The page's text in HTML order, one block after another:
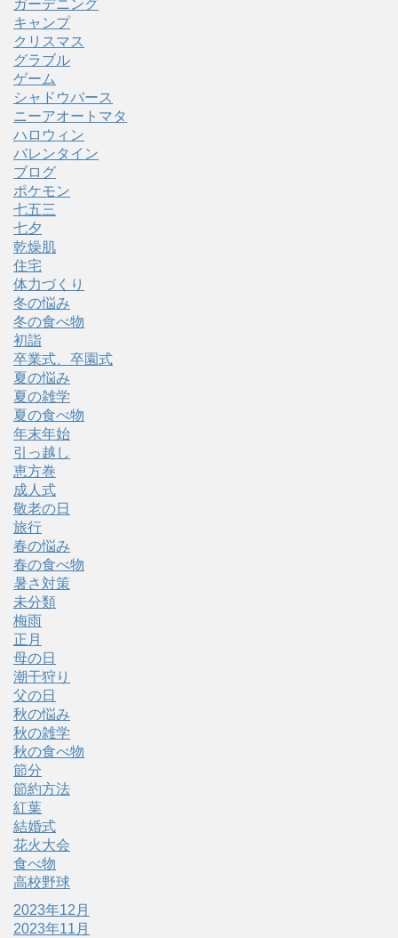
ガーデニング
キャンプ
クリスマス
グラブル
ゲーム
シャドウバース
ニーアオートマタ
ハロウィン
バレンタイン
ブログ
ポケモン
七五三
七夕
乾燥肌
住宅
体力づくり
冬の悩み
冬の食べ物
初詣
卒業式、卒園式
夏の悩み
夏の雑学
夏の食べ物
年末年始
引っ越し
恵方巻
成人式
敬老の日
旅行
春の悩み
春の食べ物
暑さ対策
未分類
梅雨
正月
母の日
潮干狩り
父の日
秋の悩み
秋の雑学
秋の食べ物
節分
節約方法
紅葉
結婚式
花火大会
食べ物
高校野球
2023年12月
2023年11月